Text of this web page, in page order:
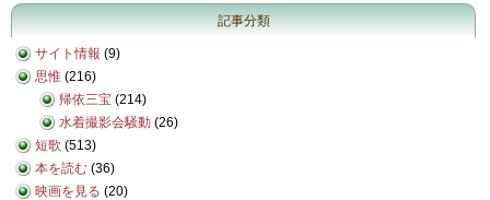
記事分類
サイト情報 (9)
思惟 (216)
帰依三宝 (214)
水着撮影会騒動 (26)
短歌 (513)
本を読む (36)
映画を見る (20)